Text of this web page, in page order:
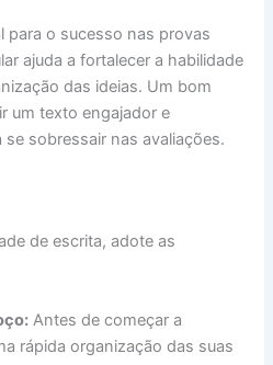
para o sucesso nas provas
ajuda a fortalecer a habilidade
das ideias. Um bom
um texto engajador e
sobressair nas avaliações.
de escrita, adote as
Antes de começar a
rápida organização das suas